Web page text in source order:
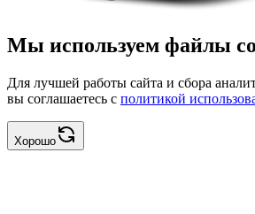
Мы используем файлы
Для лучшей работы сайта и сбора
вы соглашаетесь с политикой
Хорошо